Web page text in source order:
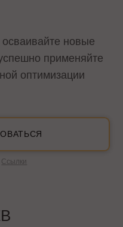
осваивайте новые
применяйте
оптимизации
Ссылки